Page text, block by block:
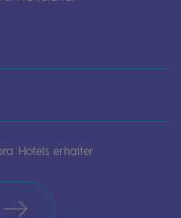
Hotels erhalter